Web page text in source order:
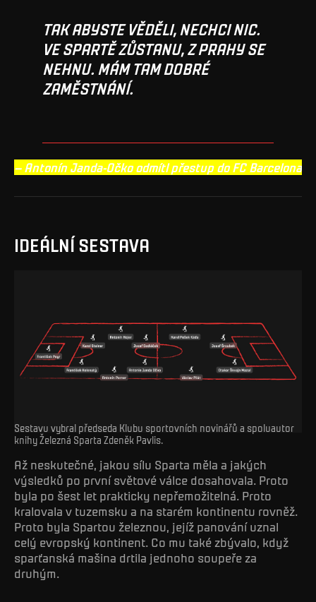
TAK ABYSTE VĚDĚLI, NECHCI NIC.
VE SPARTĚ ZŮSTANU, Z PRAHY SE
NEHNU. MÁM TAM DOBRÉ
ZAMĚSTNÁNÍ.
– Antonín Janda-Očko odmítl přestup do FC Barcelona
IDEÁLNÍ SESTAVA
Sestavu vybral předseda Klubu sportovních novinářů a spoluautor
knihy Železná Sparta Zdeněk Pavlis.
Až neskutečné, jakou sílu Sparta měla a jakých
výsledků po první světové válce dosahovala. Proto
byla po šest let prakticky nepřemožitelná. Proto
kralovala v tuzemsku a na starém kontinentu rovněž.
Proto byla Spartou železnou, jejíž panování uznal
celý evropský kontinent. Co mu také zbývalo, když
sparťanská mašina drtila jednoho soupeře za
druhým.